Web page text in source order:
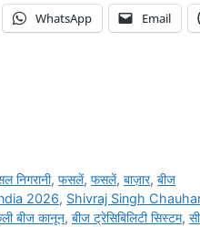
WhatsApp Email
निगरानी,फसलें,फसलें,बाज़ार,बीज
2026, Shivraj Singh
बीज कानून, बीज ट्रेसिबिलिटी सिस्टम,